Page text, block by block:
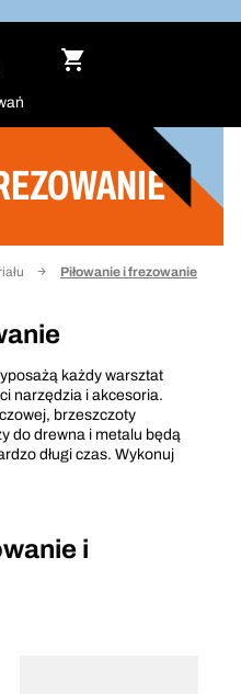
Piłowanie i frezowanie
każdy warsztat
narzędzia i akcesoria.
brzeszczoty
do drewna i metalu będą
długi czas. Wykonuj
i